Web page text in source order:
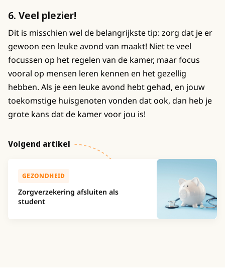
6. Veel plezier!
Dit is misschien wel de belangrijkste tip: zorg dat je er
gewoon een leuke avond van maakt! Niet te veel
focussen op het regelen van de kamer, maar focus
vooral op mensen leren kennen en het gezellig
hebben. Als je een leuke avond hebt gehad, en jouw
toekomstige huisgenoten vonden dat ook, dan heb je
grote kans dat de kamer voor jou is!
Volgend artikel
GEZONDHEID
Zorgverzekering afsluiten als
student